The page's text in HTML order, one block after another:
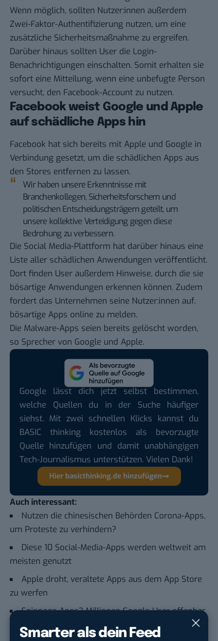
Smarter als dein Feed
Wenn möglich, sollten Nutzer:innen außerdem
Zwei-Faktor-Authentifizierung nutzen, um eine
zusätzliche Sicherheitsmaßnahme zu ergreifen.
Darüber hinaus sollten User die Login-
Benachrichtigungen einschalten. Somit erhalten sie
sofort eine Mitteilung, wenn eine unbefugte Person
versucht, den Facebook-Account zu nutzen.
Facebook weist Google und Apple
auf schädliche Apps hin
Facebook hat sich bereits mit Apple und Google in
Verbindung gesetzt, um die schädlichen Apps aus
den Stores entfernen zu lassen.
Wir haben unsere Erkenntnisse mit
Branchenkollegen, Sicherheitsforschern und
politischen Entscheidungsträgern geteilt, um
unsere kollektive Verteidigung gegen diese
Bedrohung zu verbessern.
Die Social Media-Plattform hat darüber hinaus eine
Liste aller schädlichen Anwendungen veröffentlicht.
Dort finden User außerdem Hinweise, durch die sie
bösartige Anwendungen erkennen können. Zudem
fordert das Unternehmen seine Nutzer:innen auf,
bösartige Apps online zu melden.
Die Malware-Apps seien bereits gelöscht worden,
so Sprecher von Google und Apple.
Google lässt dich jetzt selbst bestimmen,
welche Quellen du in der Suche häufiger
siehst. Mit zwei schnellen Klicks kannst du
BASIC thinking kostenlos als bevorzugte
Quelle hinzufügen und damit unabhängigen
Tech-Journalismus unterstützen. Vielen Dank!
Hier basicthinking.de hinzufügen
Auch interessant:
Nutzen die chinesischen Behörden Corona-Apps,
um Proteste zu verhindern?
Diese 10 Social-Media-Apps werden weltweit am
meisten genutzt
Apple droht, veraltete Apps aus dem App Store
zu werfen
Spionage-Apps? Millionen Google-User offenbar
heimlich überwacht